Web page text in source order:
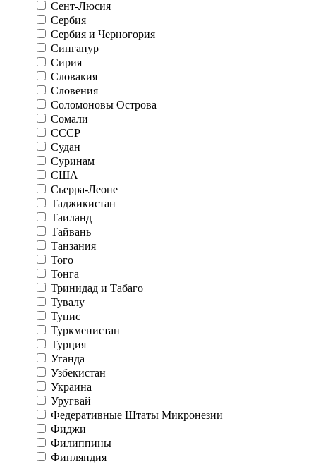
Сент-Люсия
Сербия
Сербия и Черногория
Сингапур
Сирия
Словакия
Словения
Соломоновы Острова
Сомали
СССР
Судан
Суринам
США
Сьерра-Леоне
Таджикистан
Таиланд
Тайвань
Танзания
Того
Тонга
Тринидад и Табаго
Тувалу
Тунис
Туркменистан
Турция
Уганда
Узбекистан
Украина
Уругвай
Федеративные Штаты Микронезии
Фиджи
Филиппины
Финляндия